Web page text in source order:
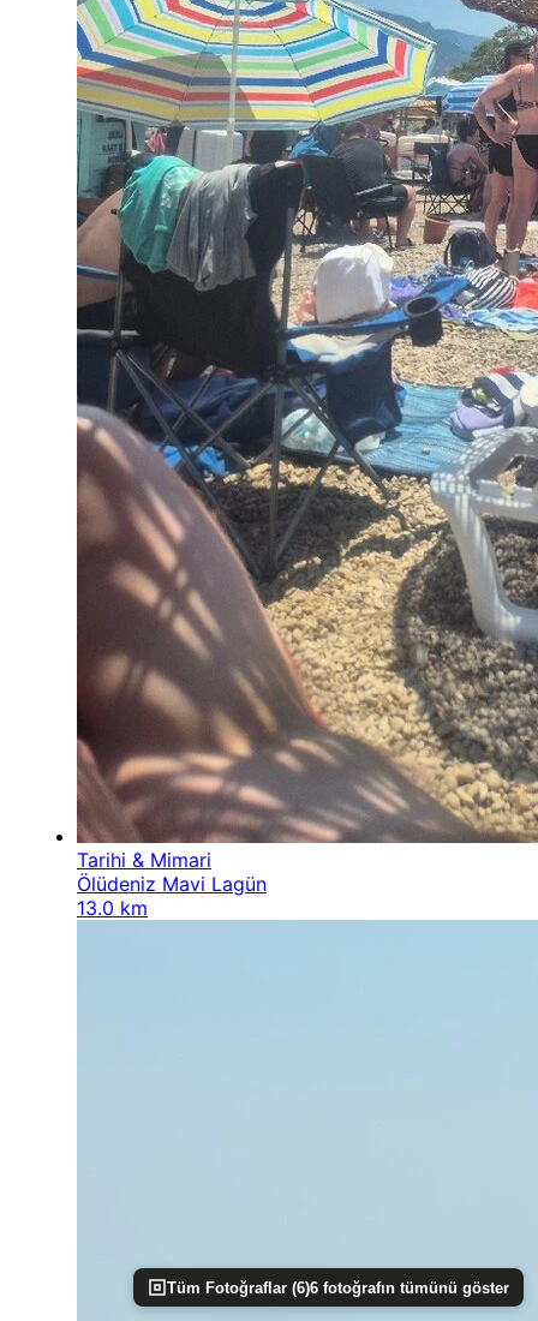
Tüm Fotoğraflar (6)6 fotoğrafın tümünü göster
Tarihi & Mimari
Ölüdeniz Mavi Lagün
13.0 km